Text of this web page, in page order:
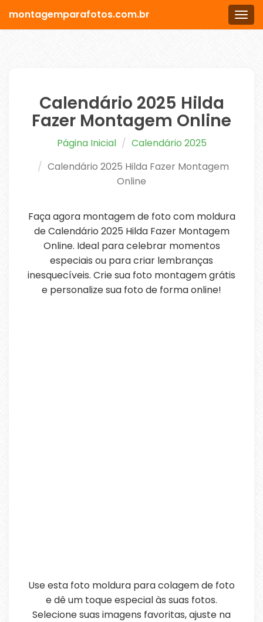
Menu
montagemparafotos.com.br
Calendário 2025 Hilda
Fazer Montagem Online
Página Inicial
Calendário 2025
Calendário 2025 Hilda Fazer Montagem
Online
Faça agora montagem de foto com moldura
de Calendário 2025 Hilda Fazer Montagem
Online. Ideal para celebrar momentos
especiais ou para criar lembranças
inesquecíveis. Crie sua foto montagem grátis
e personalize sua foto de forma online!
Use esta foto moldura para colagem de foto
e dê um toque especial às suas fotos.
Selecione suas imagens favoritas, ajuste na